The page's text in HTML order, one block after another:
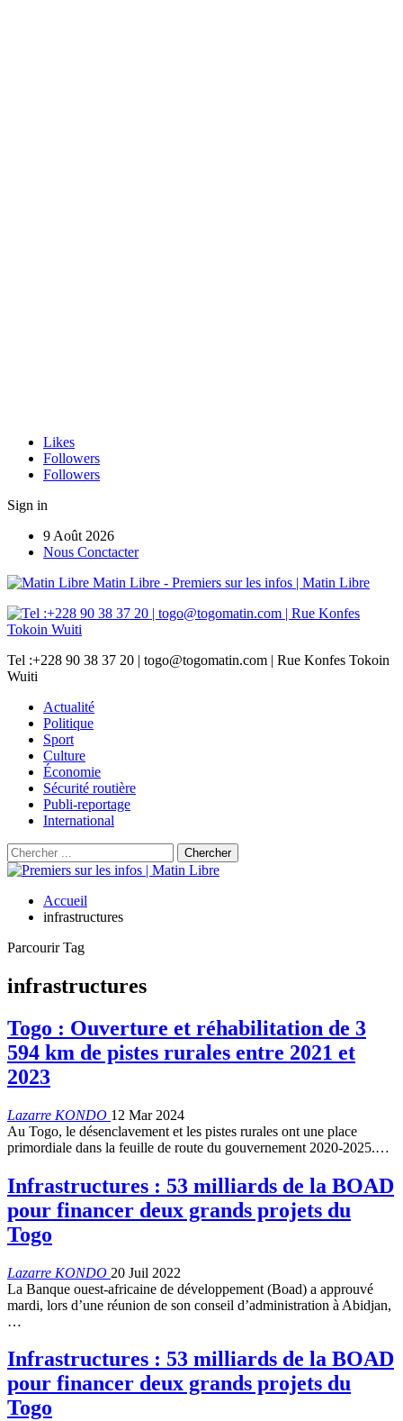
Likes
Followers
Followers
Sign in
9 Août 2026
Nous Conctacter
Matin Libre - Premiers sur les infos | Matin Libre
Tel :+228 90 38 37 20 | togo@togomatin.com | Rue Konfes Tokoin
Wuiti
Actualité
Politique
Sport
Culture
Économie
Sécurité routière
Publi-reportage
International
Accueil
infrastructures
Parcourir Tag
infrastructures
Togo : Ouverture et réhabilitation de 3
594 km de pistes rurales entre 2021 et
2023
Lazarre KONDO 12 Mar 2024
Au Togo, le désenclavement et les pistes rurales ont une place
primordiale dans la feuille de route du gouvernement 2020-2025.…
Infrastructures : 53 milliards de la BOAD
pour financer deux grands projets du
Togo
Lazarre KONDO 20 Juil 2022
La Banque ouest-africaine de développement (Boad) a approuvé
mardi, lors d’une réunion de son conseil d’administration à Abidjan,
…
Infrastructures : 53 milliards de la BOAD
pour financer deux grands projets du
Togo